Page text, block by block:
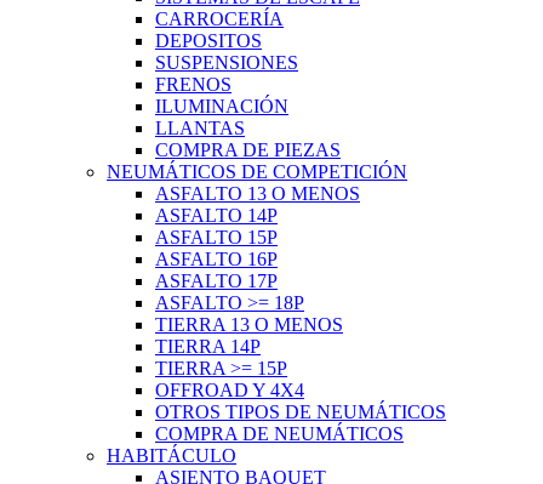
CARROCERÍA
DEPOSITOS
SUSPENSIONES
FRENOS
ILUMINACIÓN
LLANTAS
COMPRA DE PIEZAS
NEUMÁTICOS DE COMPETICIÓN
ASFALTO 13 O MENOS
ASFALTO 14P
ASFALTO 15P
ASFALTO 16P
ASFALTO 17P
ASFALTO >= 18P
TIERRA 13 O MENOS
TIERRA 14P
TIERRA >= 15P
OFFROAD Y 4X4
OTROS TIPOS DE NEUMÁTICOS
COMPRA DE NEUMÁTICOS
HABITÁCULO
ASIENTO BAQUET